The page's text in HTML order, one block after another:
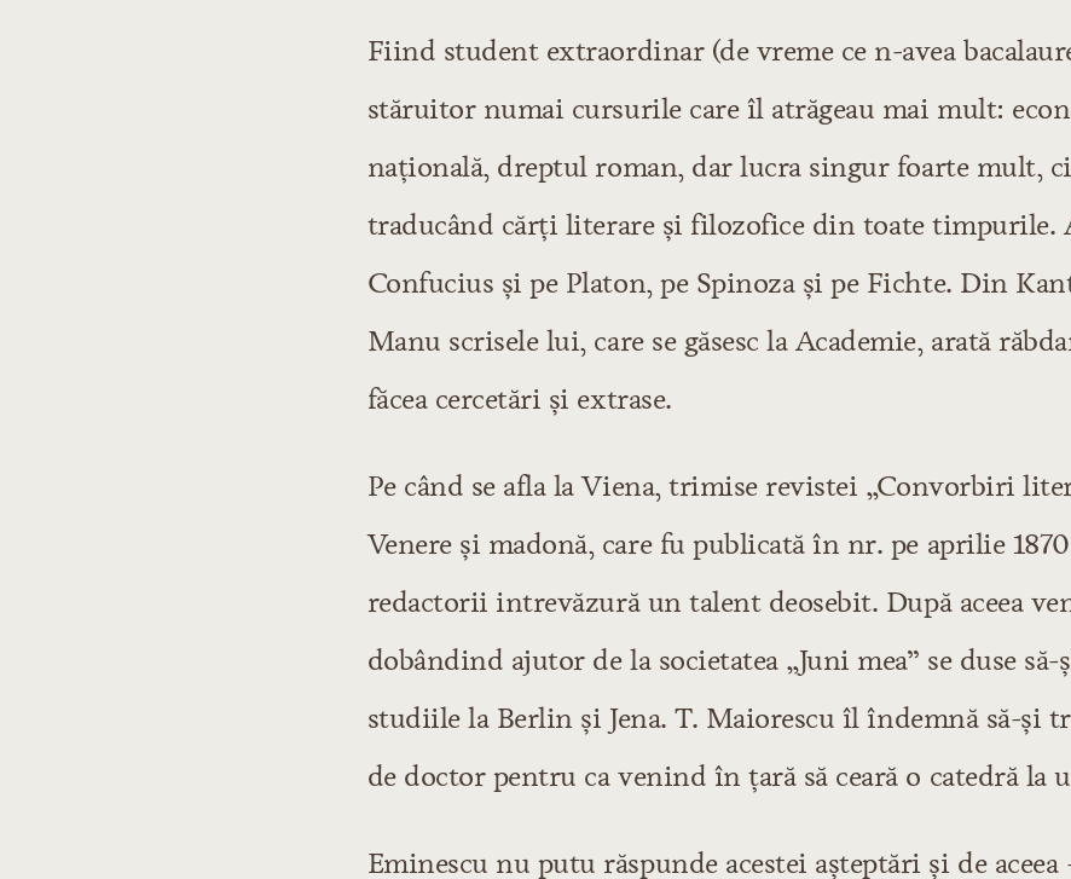
Fiind student extraordinar (de vreme ce n-avea
stăruitor numai cursurile care îl atrăgeau mai mult:
naţională, dreptul roman, dar lucra singur foarte mult,
traducând cărţi literare şi filozofice din toate timpurile.
Confucius şi pe Platon, pe Spinoza şi pe Fichte. Din
Manu scrisele lui, care se găsesc la Academie, arată
făcea cercetări şi extrase.
Pe când se afla la Viena, trimise revistei „Convorbiri
Venere şi madonă, care fu publicată în nr. pe aprilie
redactorii intrevăzură un talent deosebit. După aceea
dobândind ajutor de la societatea „Juni mea” se duse să-
studiile la Berlin şi Jena. T. Maiorescu îl îndemnă să-şi
de doctor pentru ca venind în ţară să ceară o catedră la
Eminescu nu putu răspunde acestei aşteptări şi de aceea